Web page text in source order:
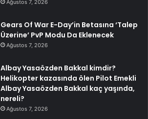
Ağustos 7, 2026
Gears Of War E-Day’in Betasına ‘Talep
Üzerine’ PvP Modu Da Eklenecek
Ağustos 7, 2026
Albay Yasaözden Bakkal kimdir?
Helikopter kazasında ölen Pilot Emekli
Albay Yasaözden Bakkal kaç yaşında,
nereli?
Ağustos 7, 2026